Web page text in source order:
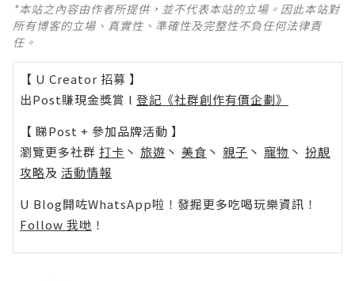
*本站之內容由作者所提供，並不代表本站的立場。因此本站對
所有博客的立場、真實性、準確性及完整性不負任何法律責
任。
【 U Creator 招募 】
出Post賺現金獎賞 l 登記《社群創作有價企劃》
【 睇Post + 參加品牌活動 】
瀏覽更多社群 打卡 丶 旅遊 丶 美食 丶 親子 丶 寵物 丶 扮靚
攻略及 活動情報
U Blog開咗WhatsApp啦！發掘更多吃喝玩樂資訊！
Follow 我哋 ！